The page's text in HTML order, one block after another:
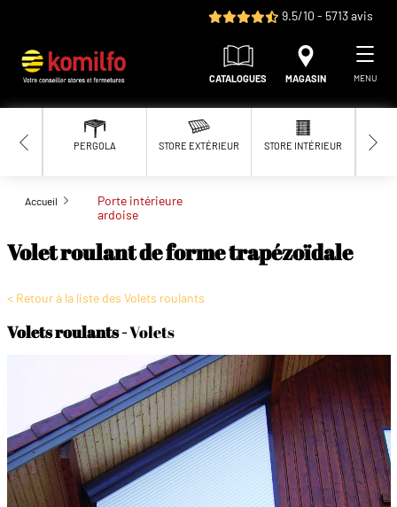
9.5/10 - 5713 avis
CATALOGUES MAGASIN MENU
PERGOLA STORE EXTÉRIEUR STORE INTÉRIEUR
Accueil
Porte intérieure
ardoise
Volet roulant de forme trapézoïdale
< Retour à la liste des Volets roulants
Volets roulants Volets